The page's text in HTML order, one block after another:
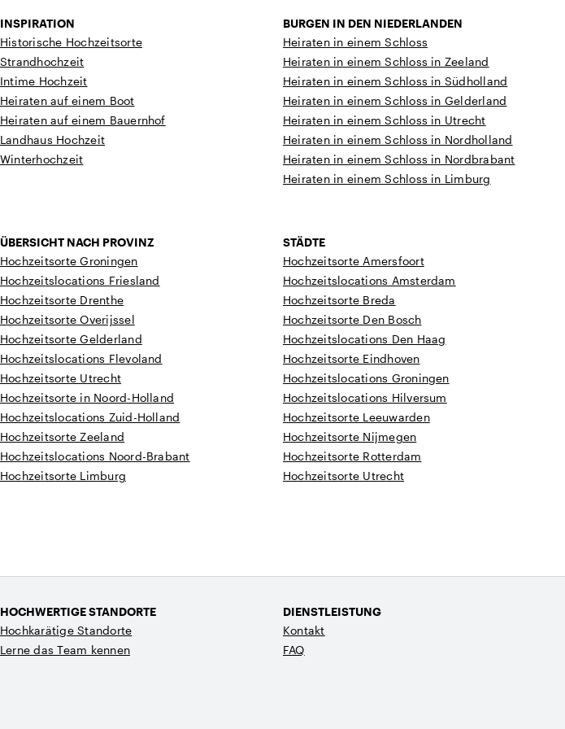
INSPIRATION
Historische Hochzeitsorte
Strandhochzeit
Intime Hochzeit
Heiraten auf einem Boot
Heiraten auf einem Bauernhof
Landhaus Hochzeit
Winterhochzeit
BURGEN IN DEN NIEDERLANDEN
Heiraten in einem Schloss
Heiraten in einem Schloss in Zeeland
Heiraten in einem Schloss in Südholland
Heiraten in einem Schloss in Gelderland
Heiraten in einem Schloss in Utrecht
Heiraten in einem Schloss in Nordholland
Heiraten in einem Schloss in Nordbrabant
Heiraten in einem Schloss in Limburg
ÜBERSICHT NACH PROVINZ
Hochzeitsorte Groningen
Hochzeitslocations Friesland
Hochzeitsorte Drenthe
Hochzeitsorte Overijssel
Hochzeitsorte Gelderland
Hochzeitslocations Flevoland
Hochzeitsorte Utrecht
Hochzeitsorte in Noord-Holland
Hochzeitslocations Zuid-Holland
Hochzeitsorte Zeeland
Hochzeitslocations Noord-Brabant
Hochzeitsorte Limburg
STÄDTE
Hochzeitsorte Amersfoort
Hochzeitslocations Amsterdam
Hochzeitsorte Breda
Hochzeitsorte Den Bosch
Hochzeitslocations Den Haag
Hochzeitsorte Eindhoven
Hochzeitslocations Groningen
Hochzeitslocations Hilversum
Hochzeitsorte Leeuwarden
Hochzeitsorte Nijmegen
Hochzeitsorte Rotterdam
Hochzeitsorte Utrecht
HOCHWERTIGE STANDORTE
Hochkarätige Standorte
Lerne das Team kennen
DIENSTLEISTUNG
Kontakt
FAQ